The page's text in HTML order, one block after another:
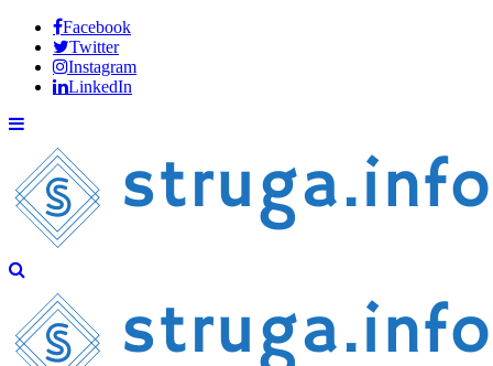
Facebook
Twitter
Instagram
LinkedIn